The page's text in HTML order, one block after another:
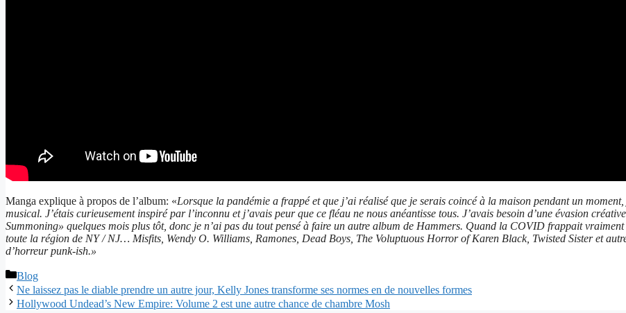
Manga explique à propos de l’album: «Lorsque la pandémie a frappé et que j’ai réalisé que je serais coincé à la maison pendant un
musical. J’étais curieusement inspiré par l’inconnu et j’avais peur que ce fléau ne nous anéantisse tous. J’avais besoin d’une évasion
Summoning» quelques mois plus tôt, donc je n’ai pas du tout pensé à faire un autre album de Hammers. Quand la COVID frappait
toute la région de NY / NJ… Misfits, Wendy O. Williams, Ramones, Dead Boys, The Voluptuous Horror of Karen Black, Twisted Sister et
d’horreur punk-ish.»
Catégories
Blog
Ne laissez pas le diable prendre un autre jour, Kelly Jones transforme ses normes en de nouvelles formes
Hollywood Undead’s New Empire: Volume 2 est une autre chance de chambre Mosh